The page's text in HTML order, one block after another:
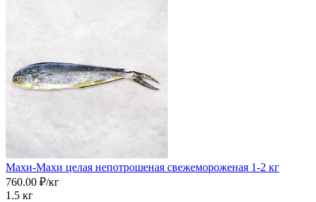
Махи-Махи целая непотрошеная свежемороженая 1-2 кг
760.00 ₽/кг
1.5 кг